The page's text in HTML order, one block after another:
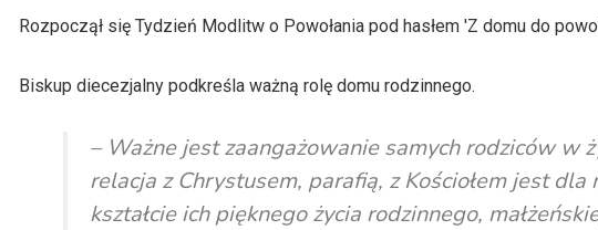
Rozpoczął się Tydzień Modlitw o Powołania pod hasłem 'Z domu do
Biskup diecezjalny podkreśla ważną rolę domu rodzinnego.
– Ważne jest zaangażowanie samych rodziców w
relacja z Chrystusem, parafią, z Kościołem jest
kształcie ich pięknego życia rodzinnego,